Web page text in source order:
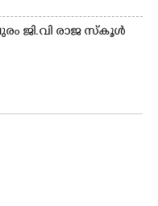
ജി.വി രാജ സ്കൂൾ